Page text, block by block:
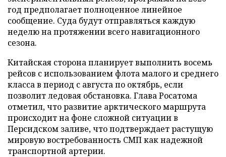
год предполагает полноценное линейное
сообщение. Суда будут отправляться каждую
неделю на протяжении всего навигационного
сезона.
Китайская сторона планирует выполнить восемь
рейсов с использованием флота малого и среднего
класса в период с августа по октябрь, если
позволит ледовая обстановка. Глава Росатома
отметил, что развитие арктического маршрута
происходит на фоне сложной ситуации в
Персидском заливе, что подтверждает растущую
мировую востребованность СМП как надежной
транспортной артерии.